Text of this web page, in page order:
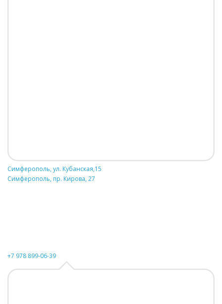
Симферополь, ул. Кубанская,15
Симферополь, пр. Кирова, 27
+7 978 899-06-39